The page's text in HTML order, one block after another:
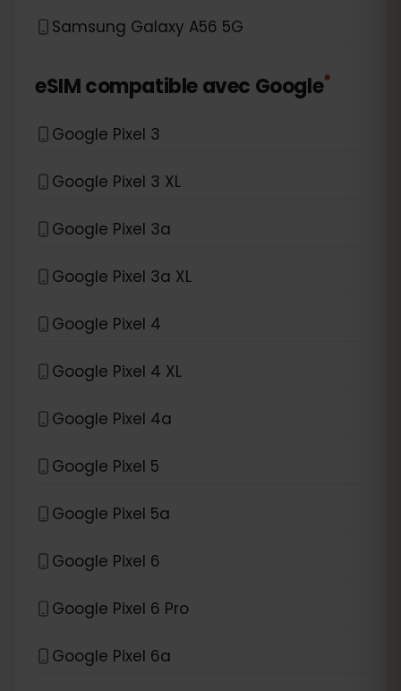
Samsung Galaxy A56 5G
eSIM compatible avec Google*
Google Pixel 3
Google Pixel 3 XL
Google Pixel 3a
Google Pixel 3a XL
Google Pixel 4
Google Pixel 4 XL
Google Pixel 4a
Google Pixel 5
Google Pixel 5a
Google Pixel 6
Google Pixel 6 Pro
Google Pixel 6a